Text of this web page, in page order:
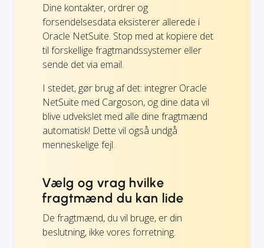
Dine kontakter, ordrer og
forsendelsesdata eksisterer allerede i
Oracle NetSuite. Stop med at kopiere det
til forskellige fragtmandssystemer eller
sende det via email.
I stedet, gør brug af det: integrer Oracle
NetSuite med Cargoson, og dine data vil
blive udvekslet med alle dine fragtmænd
automatisk! Dette vil også undgå
menneskelige fejl.
Vælg og vrag hvilke
fragtmænd du kan lide
De fragtmænd, du vil bruge, er din
beslutning, ikke vores forretning.